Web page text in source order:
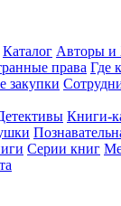
Каталог Авторы и
права Где
закупки
Книги-
Серии книг